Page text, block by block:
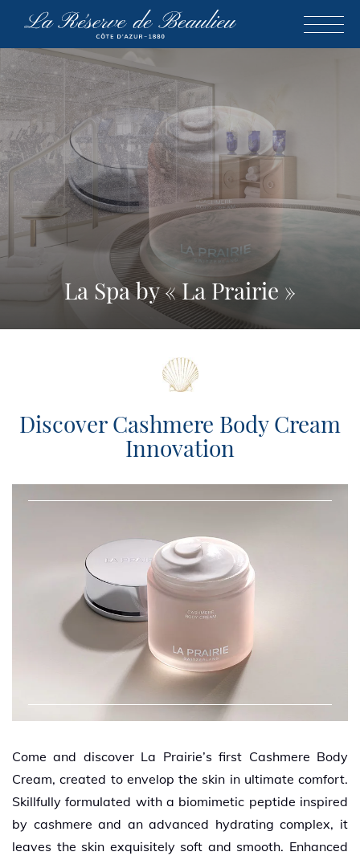
CHIUDERE
La Spa by « La Prairie »
Discover Cashmere Body Cream
Innovation
Come and discover La Prairie’s first Cashmere Body
Cream, created to envelop the skin in ultimate comfort.
Skillfully formulated with a biomimetic peptide inspired
by cashmere and an advanced hydrating complex, it
leaves the skin exquisitely soft and smooth. Enhanced